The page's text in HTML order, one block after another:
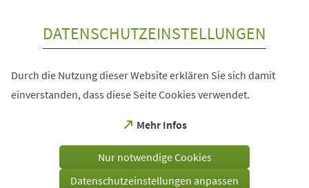
DATENSCHUTZEINSTELLUNGEN
Durch die Nutzung dieser Website erklären Sie sich damit
einverstanden, dass diese Seite Cookies verwendet.
Mehr Infos
(Öffnet
einem
Tab)
Nur notwendige Cookies
Datenschutzeinstellungen anpassen